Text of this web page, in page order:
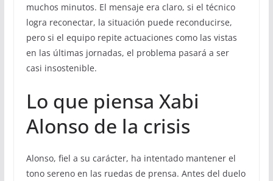
muchos minutos. El mensaje era claro, si el técnico
logra reconectar, la situación puede reconducirse,
pero si el equipo repite actuaciones como las vistas
en las últimas jornadas, el problema pasará a ser
casi insostenible.
Lo que piensa Xabi
Alonso de la crisis
Alonso, fiel a su carácter, ha intentado mantener el
tono sereno en las ruedas de prensa. Antes del duelo